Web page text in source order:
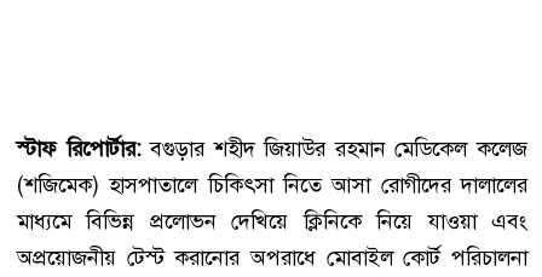
স্টাফ রিপোর্টার:বগুড়ার শহীদ জিয়াউর রহমান মেডিকেল কলেজ
(শজিমেক) হাসপাতালে চিকিৎসা নিতে আসা রোগীদের দালালের
মাধ্যমে বিভিন্ন প্রলোভন দেখিয়ে ক্লিনিকে নিয়ে যাওয়া এবং
অপ্রয়োজনীয় টেস্ট করানোর অপরাধে মোবাইল কোর্ট পরিচালনা